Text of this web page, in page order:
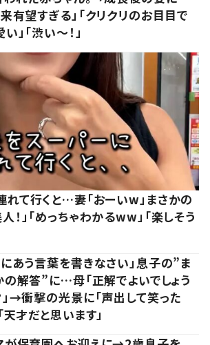
来有望すぎる」「クリクリのお目目で
」「渋い～！」
て行くと…妻「おーいw」まさかの
！」「めっちゃわかるww」「楽しそう
にあう言葉を書きなさい」息子の”ま
の解答”に…母「正解でよいでしょう
」→衝撃の光景に「声出して笑った
天才だと思います」